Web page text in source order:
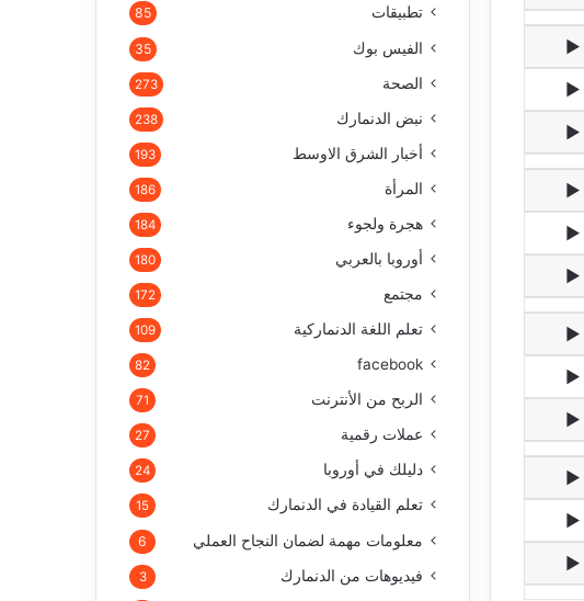
►
►
►
►
►
►
►
►
►
►
►
►
تطبيقات 85
الفيس بوك 35
الصحة 273
نبض الدنمارك 238
أخبار الشرق الاوسط 193
المرأة 186
هجرة ولجوء 184
أوروبا بالعربي 180
مجتمع 172
تعلم اللغة الدنماركية 109
facebook
82
الربح من الأنترنت 71
عملات رقمية 27
دليلك في أوروبا 24
تعلم القيادة في الدنمارك 15
معلومات مهمة لضمان النجاح العملي 6
فيديوهات من الدنمارك 3